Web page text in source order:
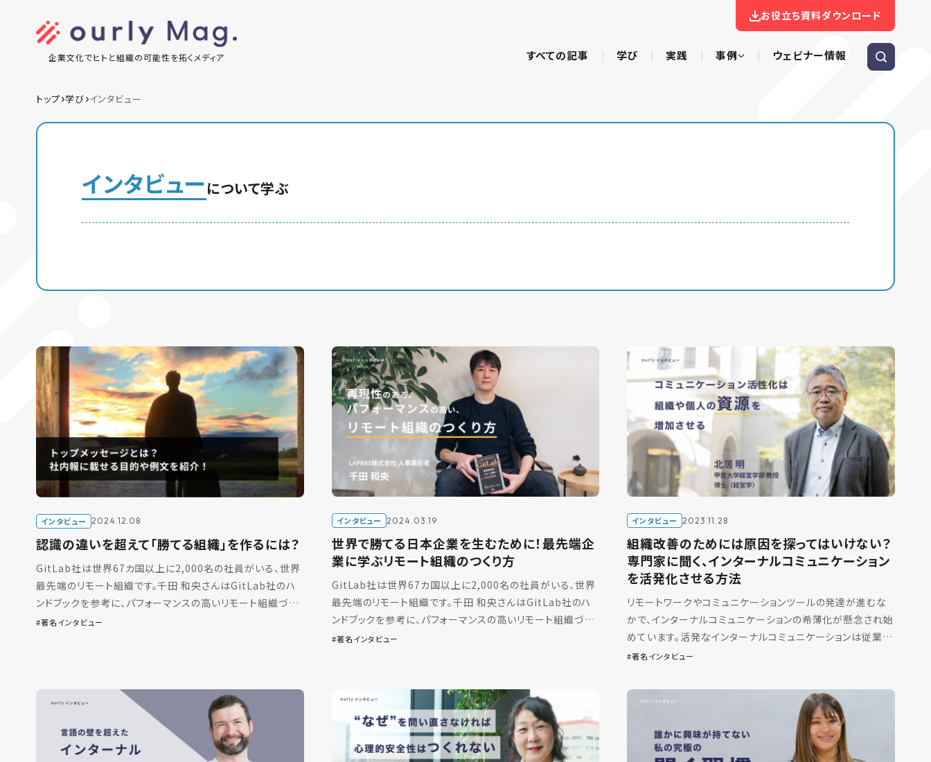
企業文化でヒトと組織の可能性を拓くメディア
お役立ち資料ダウンロード
すべての記事 学び 実践 事例 ウェビナー情報
トップ 学び インタビュー
インタビュー について学ぶ
インタビュー 2024.12.08
認識の違いを超えて「勝てる組織」を作るには？
GitLab社は世界67カ国以上に2,000名の社員がいる、世界
最先端のリモート組織です。千田 和央さんはGitLab社のハ
ンドブックを参考に、パフォーマンスの高いリモート組織づく
りを進めてこられたといいます。 前回はリ […]
著名インタビュー
インタビュー 2024.03.19
世界で勝てる日本企業を生むために！最先端企
業に学ぶリモート組織のつくり方
GitLab社は世界67カ国以上に2,000名の社員がいる、世界
最先端のリモート組織です。千田 和央さんはGitLab社のハ
ンドブックを参考に、パフォーマンスの高いリモート組織づく
りを進めてこられたといいます。 今回は『 […]
著名インタビュー
インタビュー 2023.11.28
組織改善のためには原因を探ってはいけない？
専門家に聞く、インターナルコミュニケーション
を活発化させる方法
リモートワークやコミュニケーションツールの発達が進むな
かで、インターナルコミュニケーションの希薄化が懸念され始
めています。活発なインターナルコミュニケーションは従業員
エンゲージメントの向上にも繋がる重要なファクターである
著名インタビュー